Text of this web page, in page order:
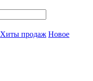
Хиты продаж Новое